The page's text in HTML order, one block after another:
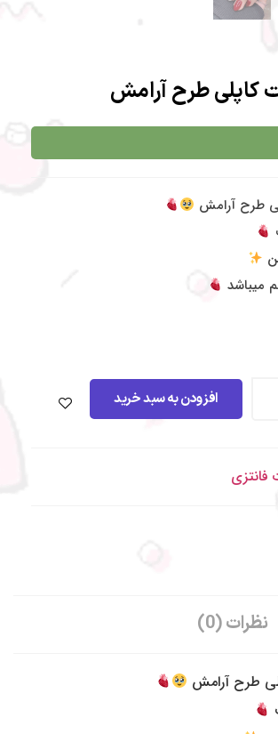
کاپلی طرح آرامش
طرح آرامش
میباشد
افزودن به سبد خرید
نظرات (0)
طرح آرامش
گذشته و در سریع ترین زمان ممکن به دست
از شاینی گالری میتوانید به فروشگاه ما
به آدرس: تهران، جنت آباد مرکزی ، 20 متری گلستان غربی پاساژ
پلاک 18 مراجعه نمایید.